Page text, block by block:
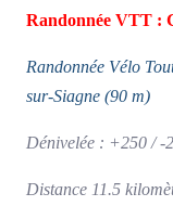
Randonnée VTT :
Randonnée Vélo
sur-Siagne (90 m)
Dénivelée : +250 / -
Distance 11.5